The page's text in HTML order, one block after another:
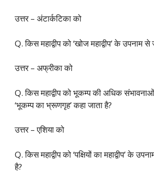
उत्तर – अंटार्कटिका को
Q. किस महाद्वीप को ‘खोज महाद्वीप’ के उपनाम से
उत्तर – अफ्रीका को
Q. किस महाद्वीप को भूकम्प की अधिक
‘भूकम्प का भ्रूणगृह’ कहा जाता है?
उत्तर – एशिया को
Q. किस महाद्वीप को ‘पक्षियों का महाद्वीप’ के
है?